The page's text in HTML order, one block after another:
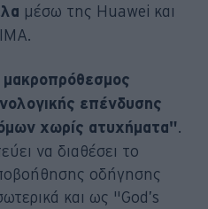
μέσω της Huawei και
επένδυσης
χωρίς ατυχήματα"
να διαθέσει το
οδήγησης
και ως "God’s